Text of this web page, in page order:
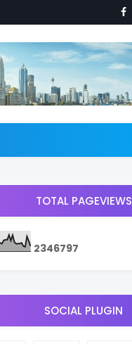
TOTAL PAGEVIEWS
2346797
SOCIAL PLUGIN